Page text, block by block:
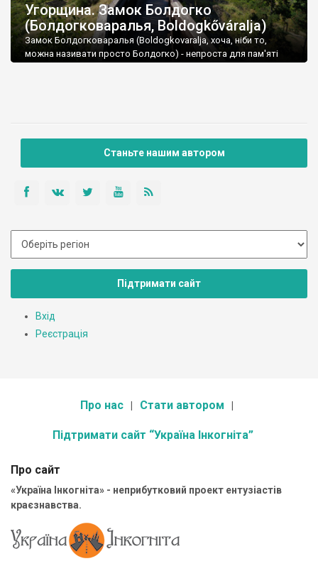
Угорщина. Замок Болдогко
(Болдогковаралья, Boldogkőváralja)
Замок Болдогковаралья (Boldogkovaralja, хоча, ніби то,
можна називати просто Болдогко) - непроста для пам'яті
Станьте нашим автором
Підтримати сайт
Вхід
Реєстрація
Про нас Стати автором
Підтримати сайт “Україна Інкогніта”
Про сайт
«Україна Інкогніта» - неприбутковий проект ентузіастів
краєзнавства.